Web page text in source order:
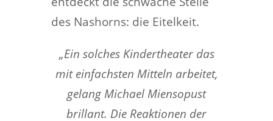
des Nashorns: die Eitelkeit.
„Ein solches Kindertheater das
mit einfachsten Mitteln arbeitet,
gelang Michael Miensopust
brillant. Die Reaktionen der